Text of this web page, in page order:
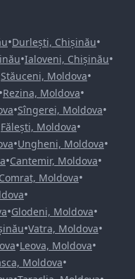
•Durlești, Chișinău•
•Ialoveni, Chișinău•
Stăuceni, Moldova•
•Rezina, Moldova•
•Sîngerei, Moldova•
Fălești, Moldova•
•Ungheni, Moldova•
•Cantemir, Moldova•
Comrat, Moldova•
•
•Glodeni, Moldova•
•Vatra, Moldova•
•Leova, Moldova•
Moldova•